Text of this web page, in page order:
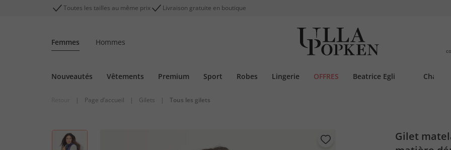
Toutes les tailles au même prix Livraison gratuite en boutique
Femmes Hommes
Nouveautés Vêtements Premium Sport Robes Lingerie OFFRES Beatrice Egli
| Page d’accueil | Gilets | Tous les gilets
Gilet